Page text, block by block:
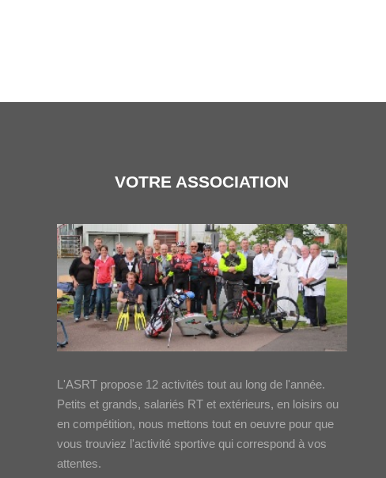
VOTRE ASSOCIATION
L'ASRT propose 12 activités tout au long de l'année.
Petits et grands, salariés RT et extérieurs, en loisirs ou
en compétition, nous mettons tout en oeuvre pour que
vous trouviez l'activité sportive qui correspond à vos
attentes.